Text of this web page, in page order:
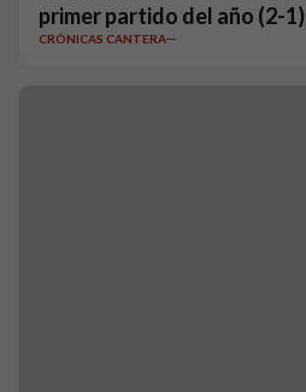
primer partido del año (2-1)
CRÓNICAS CANTERA